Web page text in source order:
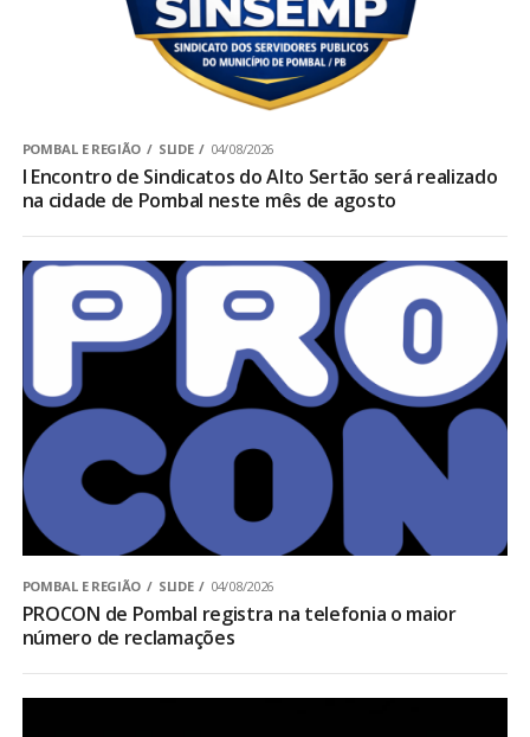
POMBAL E REGIÃO SLIDE 04/08/2026
I Encontro de Sindicatos do Alto Sertão será realizado
na cidade de Pombal neste mês de agosto
POMBAL E REGIÃO SLIDE 04/08/2026
PROCON de Pombal registra na telefonia o maior
número de reclamações